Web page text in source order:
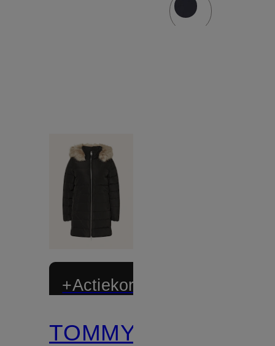
+Actiekorting
TOMMY